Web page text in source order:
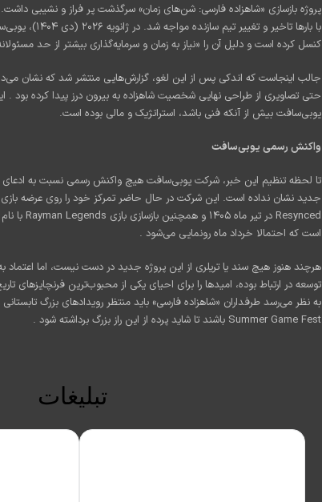
با بارها تاخیر و
کنسل کرده است و دلیل آن را «نیاز به زمان و سرمایه‌گذاری بیشتر از حد
حتی تصاویری از طراحی نهایی شخصیت شاهزاده به بیرون درز پیدا کرده
یوبی‌سافت بیش از آنکه فنی باشد، استراتژیک و مالی بوده است.
واکنش رسمی یوبی‌سافت
تا لحظه تنظیم این خبر، شرکت یوبی‌سافت هیچ واکنش رسمی نسبت به ادعای
است که احتمالا خرداد ماه رونمایی می‌شود .
هرچند هنوز هیچ سند یا تریلری از این پروژه جدید در دست نیست، اما
توسعه در ارتباط بوده، امیدها را برای احیای یکی از محبوب‌ترین فرنچایزهای
Summer Game Fest باشند تا شاید پرده از این راز بزرگ برداشته شود .
تبلیغات